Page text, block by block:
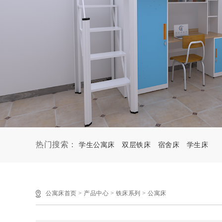
热门搜索： 学生公寓床 双层铁床 宿舍床 学生床
公寓床首页 > 产品中心 > 铁床系列 > 公寓床